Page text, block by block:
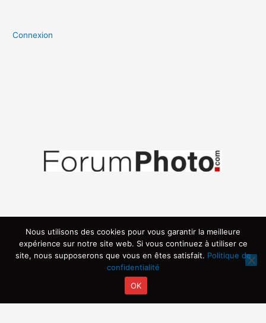
Connexion
Copyright © 2026 | Propulsé par ARVIA
Nous utilisons des cookies pour vous garantir la meilleure
expérience sur notre site web. Si vous continuez à utiliser ce
site, nous supposerons que vous en êtes satisfait. Politique de
confidentialité
OK